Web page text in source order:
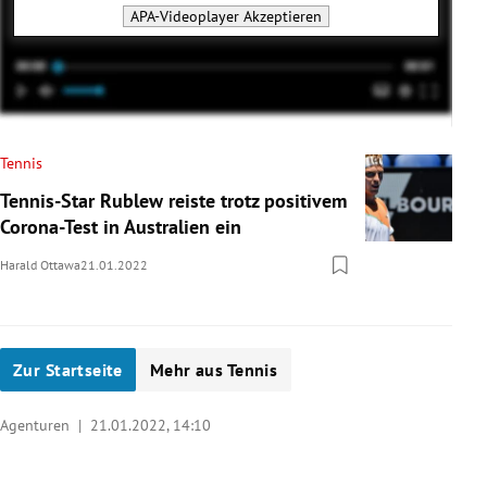
APA-Videoplayer Akzeptieren
Tennis
Tennis-Star Rublew reiste trotz positivem
Corona-Test in Australien ein
Harald Ottawa21.01.2022
Zur Startseite Mehr aus Tennis
Agenturen | 21.01.2022, 14:10